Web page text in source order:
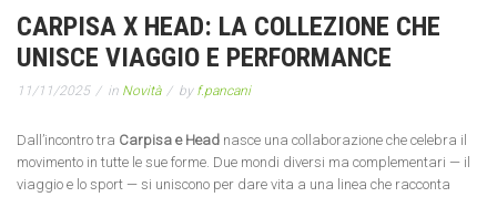
CARPISA X HEAD: LA COLLEZIONE CHE
UNISCE VIAGGIO E PERFORMANCE
11/11/2025 in Novità by f.pancani
Dall’incontro tra Carpisa e Head nasce una collaborazione che celebra il
movimento in tutte le sue forme. Due mondi diversi ma complementari — il
viaggio e lo sport — si uniscono per dare vita a una linea che racconta